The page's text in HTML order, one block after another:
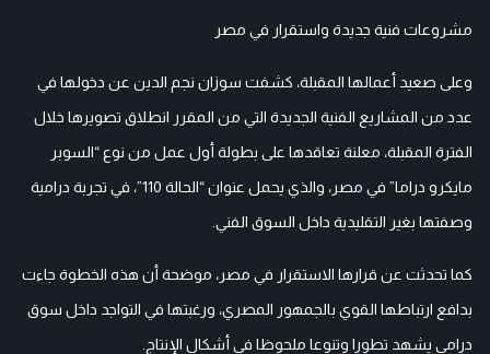
مشروعات فنية جديدة واستقرار في مصر
وعلى صعيد أعمالها المقبلة، كشفت سوزان نجم الدين عن دخولها في
عدد من المشاريع الفنية الجديدة التي من المقرر انطلاق تصويرها خلال
الفترة المقبلة، معلنة تعاقدها على بطولة أول عمل من نوع “السوبر
مايكرو دراما” في مصر، والذي يحمل عنوان “الحالة 110”، في تجربة درامية
وصفتها بغير التقليدية داخل السوق الفني.
كما تحدثت عن قرارها الاستقرار في مصر، موضحة أن هذه الخطوة جاءت
بدافع ارتباطها القوي بالجمهور المصري، ورغبتها في التواجد داخل سوق
درامي يشهد تطورا وتنوعا ملحوظا في أشكال الإنتاج.